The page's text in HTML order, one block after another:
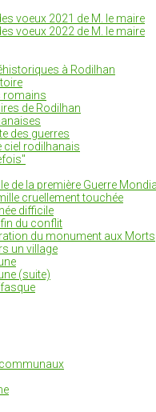
voeux 2021 de M. le maire
voeux 2022 de M. le maire
à Rodilhan
romains
de Rodilhan
des guerres
ciel rodilhanais
de la première Guerre
cruellement touchée
difficile
du conflit
du monument aux Morts
un village
(suite)